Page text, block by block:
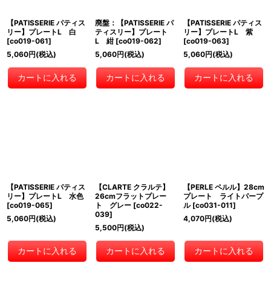
【PATISSERIE パティス
リー】プレートL 白
[co019-061]
5,060円(税込)
カートに入れる
廃盤：【PATISSERIE パ
ティスリー】プレート
L 紺 [co019-062]
5,060円(税込)
カートに入れる
【PATISSERIE パティス
リー】プレートL 紫
[co019-063]
5,060円(税込)
カートに入れる
【PATISSERIE パティス
リー】プレートL 水色
[co019-065]
5,060円(税込)
カートに入れる
【CLARTE クラルテ】
26cmフラットプレー
ト グレー [co022-
039]
5,500円(税込)
カートに入れる
【PERLE ペルル】28cm
プレート ライトパープ
ル [co031-011]
4,070円(税込)
カートに入れる